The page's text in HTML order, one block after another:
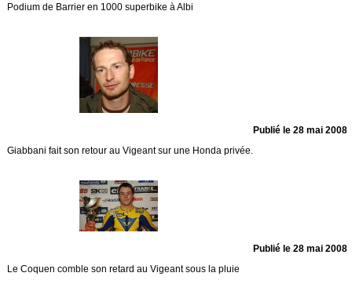
Podium de Barrier en 1000 superbike à Albi
Publié le 28 mai 2008
Giabbani fait son retour au Vigeant sur une Honda privée.
Publié le 28 mai 2008
Le Coquen comble son retard au Vigeant sous la pluie